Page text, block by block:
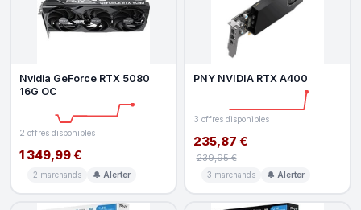
Nvidia GeForce RTX 5080
16G OC
2 offres disponibles
1 349,99 €
2 marchands 🔔 Alerter
PNY NVIDIA RTX A400
3 offres disponibles
235,87 €
239,95 €
3 marchands 🔔 Alerter